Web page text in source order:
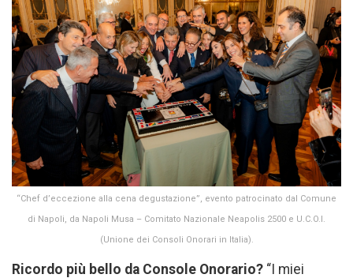
“Chef d’eccezione alla cena degustazione”, evento patrocinato dal Comune
di Napoli, da Napoli Musa – Comitato Nazionale Neapolis 2500 e U.C.O.I.
(Unione dei Consoli Onorari in Italia).
Ricordo più bello da Console Onorario? “I miei